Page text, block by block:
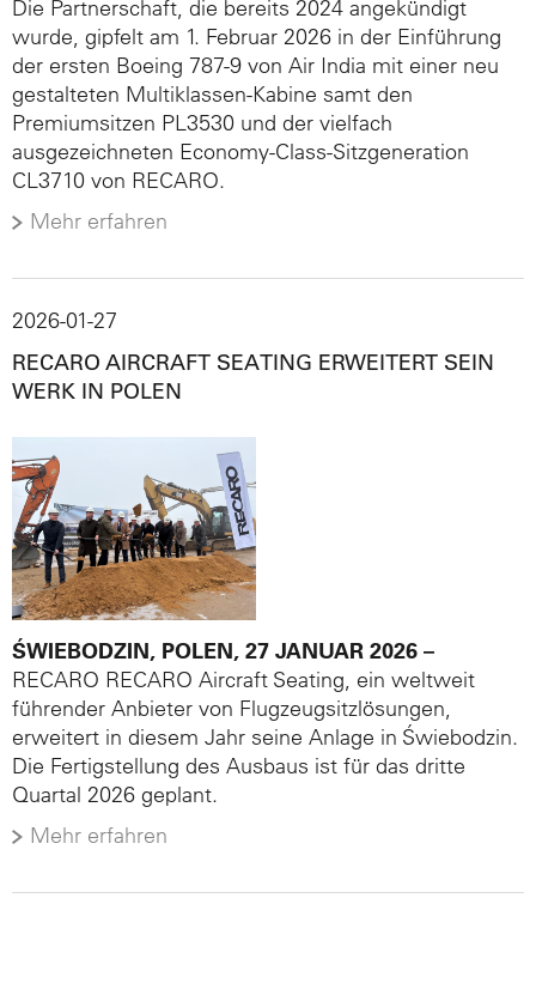
Die Partnerschaft, die bereits 2024 angekündigt
wurde, gipfelt am 1. Februar 2026 in der Einführung
der ersten Boeing 787-9 von Air India mit einer neu
gestalteten Multiklassen-Kabine samt den
Premiumsitzen PL3530 und der vielfach
ausgezeichneten Economy-Class-Sitzgeneration
CL3710 von RECARO.
Mehr erfahren
ŚWIEBODZIN, POLEN, 27 JANUAR 2026 –
RECARO RECARO Aircraft Seating, ein weltweit
führender Anbieter von Flugzeugsitzlösungen,
erweitert in diesem Jahr seine Anlage in Świebodzin.
Die Fertigstellung des Ausbaus ist für das dritte
Quartal 2026 geplant.
Mehr erfahren
2026-01-27
RECARO AIRCRAFT SEATING ERWEITERT SEIN
WERK IN POLEN